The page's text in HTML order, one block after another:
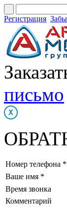
Регистрация
письмо
Номер телефона *
Ваше имя *
Время звонка
Комментарий